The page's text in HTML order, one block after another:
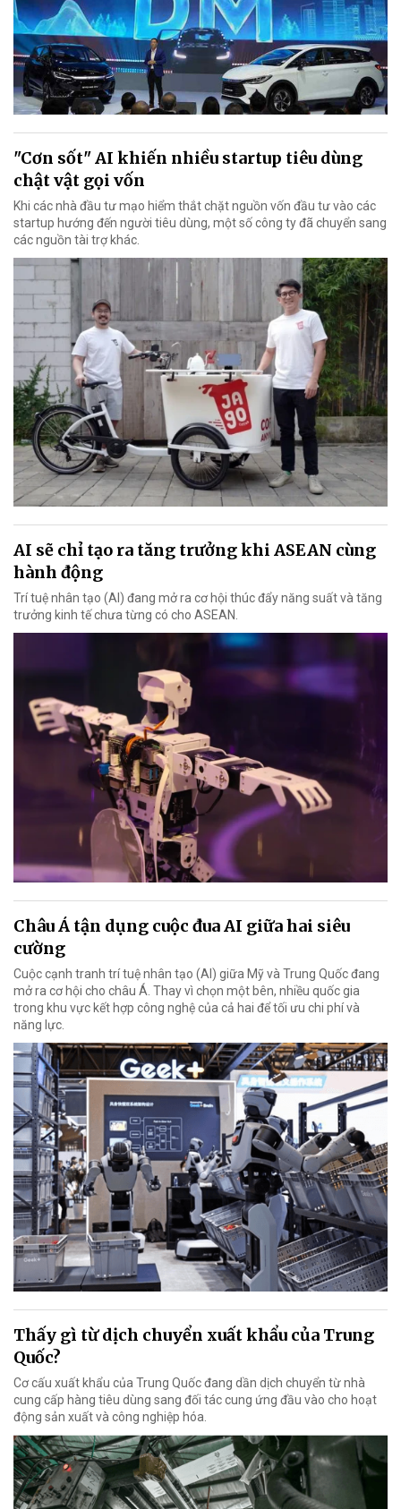
"Cơn sốt" AI khiến nhiều startup tiêu dùng
chật vật gọi vốn
Khi các nhà đầu tư mạo hiểm thắt chặt nguồn vốn đầu tư vào các
startup hướng đến người tiêu dùng, một số công ty đã chuyển sang
các nguồn tài trợ khác.
AI sẽ chỉ tạo ra tăng trưởng khi ASEAN cùng
hành động
Trí tuệ nhân tạo (AI) đang mở ra cơ hội thúc đẩy năng suất và tăng
trưởng kinh tế chưa từng có cho ASEAN.
Châu Á tận dụng cuộc đua AI giữa hai siêu
cường
Cuộc cạnh tranh trí tuệ nhân tạo (AI) giữa Mỹ và Trung Quốc đang
mở ra cơ hội cho châu Á. Thay vì chọn một bên, nhiều quốc gia
trong khu vực kết hợp công nghệ của cả hai để tối ưu chi phí và
năng lực.
Thấy gì từ dịch chuyển xuất khẩu của Trung
Quốc?
Cơ cấu xuất khẩu của Trung Quốc đang dần dịch chuyển từ nhà
cung cấp hàng tiêu dùng sang đối tác cung ứng đầu vào cho hoạt
động sản xuất và công nghiệp hóa.